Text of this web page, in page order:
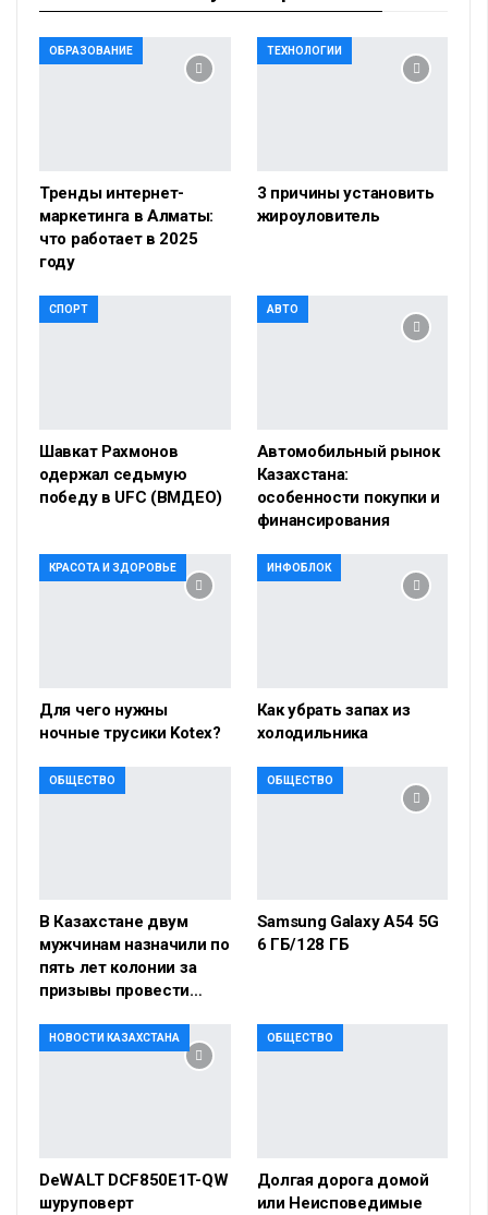
ОБРАЗОВАНИЕ
Тренды интернет-
маркетинга в Алматы:
что работает в 2025
году
ТЕХНОЛОГИИ
3 причины установить
жироуловитель
СПОРТ
Шавкат Рахмонов
одержал седьмую
победу в UFC (ВМДЕО)
АВТО
Автомобильный рынок
Казахстана:
особенности покупки и
финансирования
КРАСОТА И ЗДОРОВЬЕ
Для чего нужны
ночные трусики Kotex?
ИНФОБЛОК
Как убрать запах из
холодильника
ОБЩЕСТВО
В Казахстане двум
мужчинам назначили по
пять лет колонии за
призывы провести…
ОБЩЕСТВО
Samsung Galaxy A54 5G
6 ГБ/128 ГБ
НОВОСТИ КАЗАХСТАНА
DeWALT DCF850E1T-QW
шуруповерт
ОБЩЕСТВО
Долгая дорога домой
или Неисповедимые